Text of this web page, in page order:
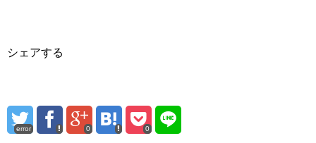
シェアする
error 0 0